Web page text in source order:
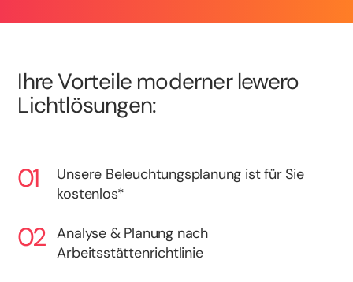
Ihre Vorteile moderner lewero
Lichtlösungen:
Unsere Beleuchtungsplanung ist für Sie
kostenlos*
Analyse & Planung nach
Arbeitsstättenrichtlinie